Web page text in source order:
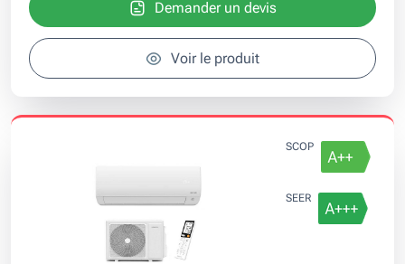
Demander un devis
Voir le produit
SCOP
SEER